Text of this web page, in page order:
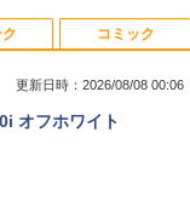
パソコン Window
第七世代 Core-i3
15.6インチ 無線
SDカード ノー
晶モニター 23.8
1920×1080 （フ
ル 非光沢 ノングレ
イッチ 【中古】
典】原かれん 1st
生写真1枚) [ 原 か
更新日時：2026/08/08 00:06
オフホワイト
ク コミック